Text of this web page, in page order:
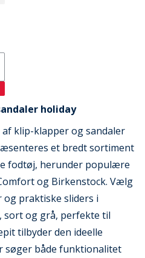
holiday
klip-klapper og sandaler
et bredt sortiment
fodtøj, herunder populære
og Birkenstock. Vælg
og praktiske sliders i
sort og grå, perfekte til
tilbyder den ideelle
søger både funktionalitet